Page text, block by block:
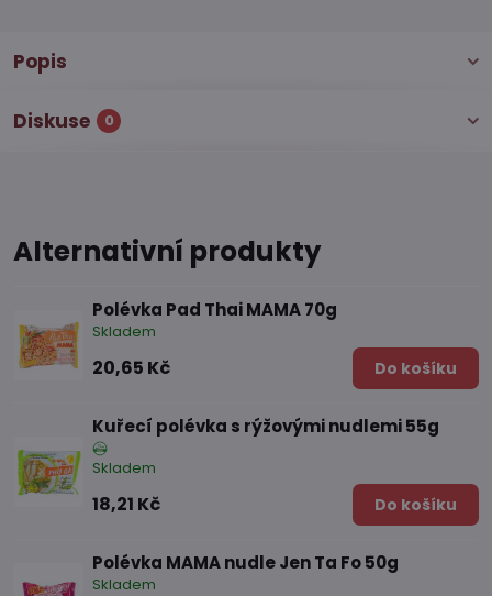
Popis
Diskuse 0
Alternativní produkty
Polévka Pad Thai MAMA 70g
Skladem
20,65 Kč Do košíku
Kuřecí polévka s rýžovými nudlemi 55g
Skladem
18,21 Kč Do košíku
Polévka MAMA nudle Jen Ta Fo 50g
Skladem